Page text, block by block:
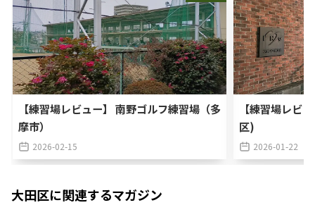
【練習場レビュー】 南野ゴルフ練習場（多
摩市）
2026-02-15
【練習場レビ
区)
2026-01-22
大田区に関連するマガジン